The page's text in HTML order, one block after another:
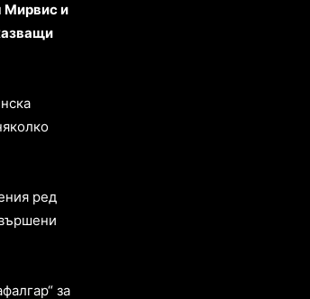
Мирвис и
ред
за